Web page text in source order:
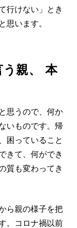
行けない」とき
思います。
親、 本
思うので、何か
いものです。帰
困っていること
きて、何ができ
質も変わってき
ら親の様子を把
。コロナ禍以前